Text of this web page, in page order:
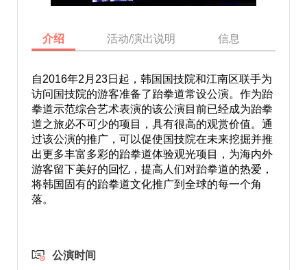
介绍 活动/演出说明 信息
自2016年2月23日起，韩国国技院和江南区联手为
访问国技院的游客准备了跆拳道常设公演。作为跆
拳道示范综合艺术表演的该公演目前已经成为跆拳
道之旅必不可少的项目，具有很高的观赏价值。通
过该公演的推广，可以促使国技院在未来挖掘并推
出更多丰富多彩的跆拳道体验观光项目，为海内外
游客留下美好的回忆，提高人们对跆拳道的热爱，
将韩国固有的跆拳道文化推广到全球的每一个角
落。
公演时间